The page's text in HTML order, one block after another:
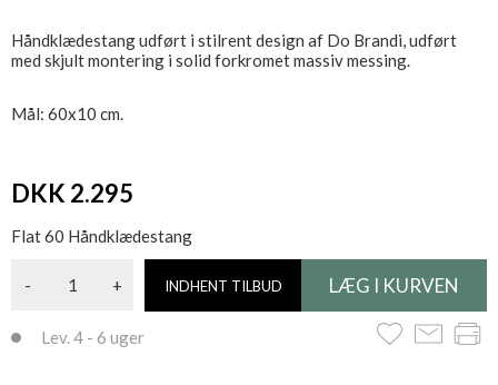
Håndklædestang udført i stilrent design af Do Brandi, udført
med skjult montering i solid forkromet massiv messing.
Mål: 60x10 cm.
DKK 2.295
Flat 60 Håndklædestang
- + INDHENT TILBUD
Lev. 4 - 6 uger